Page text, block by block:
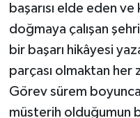
başarısı elde eden
doğmaya çalışan
bir başarı hikâyesi
parçası olmaktan her
Görev sürem
müsterih olduğumun